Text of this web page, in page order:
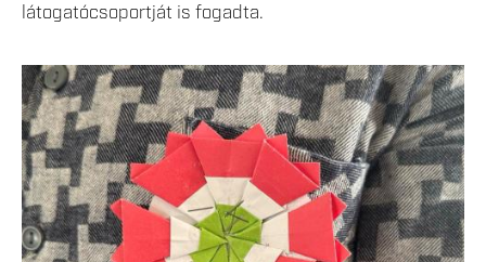
látogatócsoportját is fogadta.